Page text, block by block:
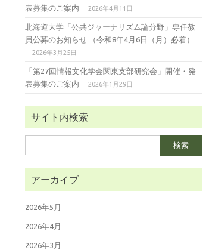
表募集のご案内
2026年4月11日
北海道大学「公共ジャーナリズム論分野」専任教
員公募のお知らせ （令和8年4月6日（月）必着）
2026年3月25日
「第27回情報文化学会関東支部研究会」開催・発
表募集のご案内
2026年1月29日
サイト内検索
索:
アーカイブ
2026年5月
2026年4月
2026年3月